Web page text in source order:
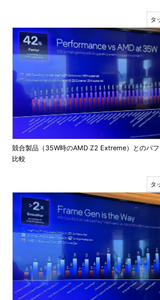
競合製品（35W時のAMD Z2 Extreme）とのパ
比較